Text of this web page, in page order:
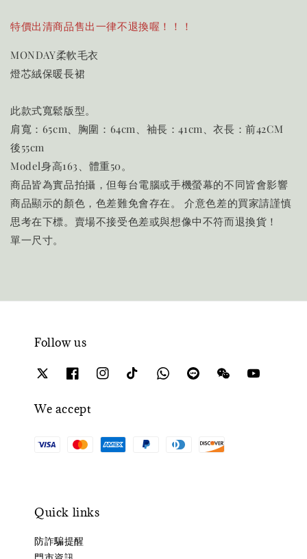
特價出清商品售出一律不退換喔！！！
MONDAY柔軟毛衣
燈芯絨保暖長裙
此款式寬鬆版型。
肩寬：65cm、胸圍：64cm、袖長：41cm、衣長：前42CM
後55cm
Model身高163、體重50。
商品皆為實品拍攝，但每台電腦或手機螢幕的不同皆會影響
商品顯示的顏色，色差難免會存在。 介意色差的買家請謹慎
思考在下標。賣場不接受色差或與想像中不符而退換貨！
單一尺寸。
Follow us
We accept
Quick links
防詐騙提醒